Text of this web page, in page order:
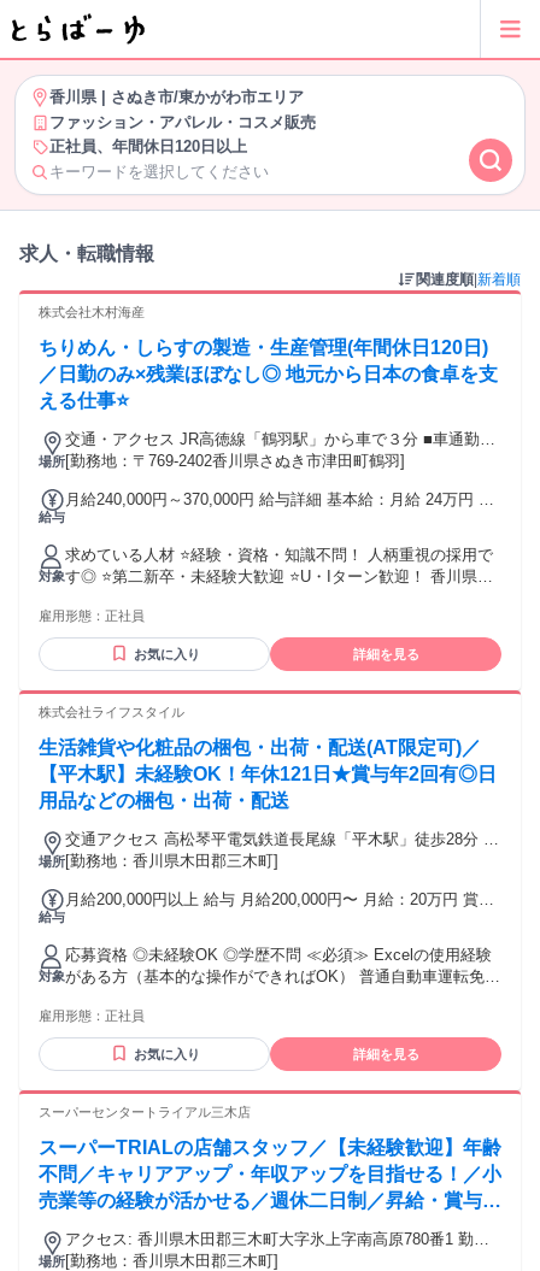
香川県| さぬき市/東かがわ市エリア
ファッション・アパレル・コスメ販売
正社員、年間休日120日以上
キーワードを選択してください
求人・転職情報
関連度順 新着順
株式会社木村海産
ちりめん・しらすの製造・生産管理(年間休日120日)
／日勤のみ×残業ほぼなし◎ 地元から日本の食卓を支
える仕事⭐
場所
交通・アクセス JR高徳線「鶴羽駅」から車で３分 ■車通勤
OK!
[勤務地：〒769-2402香川県さぬき市津田町鶴羽]
給与
月給240,000円～370,000円 給与詳細 基本給：月給 24万円 〜
れる通勤・皆勤・家族手当金額：なし 全員に一律で支払われ
るその他手当金額：なし ・昇給あり（年1回） ・賞与あり
（年2回／前年度実績） ・通勤手当（実費支給／上限あり）
・物価手当支給 ・家族手当 ・住宅手当
対象
求めている人材 ⭐経験・資格・知識不問！ 人柄重視の採用で
す◎ ⭐第二新卒・未経験大歓迎 ⭐U・Iターン歓迎！ 香川県で
￣￣￣￣￣￣￣￣￣￣￣￣￣￣￣￣￣￣ ・地元・香川で腰を
据えて働きたい ・コツコツ進める作業も、 人との連携もどち
らも大事にしたい ・同じ作業だけでなく、 少しずつできるこ
￣￣￣￣￣￣￣￣￣￣￣￣￣ 【20代男性／Uターン（製造
て、日勤で、 長く続けられる仕事がしたい」と思い、 木村海
産に転職しました。 今はしらすの製造ラインを 一人で任せて
もらっていて、 自分の判断で動ける裁量があるのが 大きなや
りがいです。 社長を含め、経営陣との距離も近く、 現場の状
況や困りごとも 直接話しやすい雰囲気です。 お昼休みには一
度家に帰って 筋トレをしてから戻ってくるのが日課で、 仕事
雇用形態： 正社員
お気に入り 詳細を見る
株式会社ライフスタイル
生活雑貨や化粧品の梱包・出荷・配送(AT限定可)／
【平木駅】未経験OK！年休121日★賞与年2回有◎日
用品などの梱包・出荷・配送
場所
交通アクセス 高松琴平電気鉄道長尾線「平木駅」徒歩28分 通
勤方法：車・バイク・自転車OK ※無料の駐車場あり
[勤務地：香川県木田郡三木町]
給与
月給200,000円以上 給与 月給200,000円〜 月給：20万円 賞
◆試用期間なし
対象
応募資格 ◎未経験OK ◎学歴不問 ≪必須≫ Excelの使用経験
がある方（基本的な操作ができればOK） 普通自動車運転免許
ルの方 倉庫での作業経験がある方 ※応募に必須ではありませ
ん
雇用形態： 正社員
お気に入り 詳細を見る
スーパーセンタートライアル三木店
スーパーTRIALの店舗スタッフ／【未経験歓迎】年齢
不問／キャリアアップ・年収アップを目指せる！／小
売業等の経験が活かせる／週休二日制／昇給・賞与あ
り／福利厚生充実
場所
アクセス: 香川県木田郡三木町大字氷上字南高原780番1 勤務
地：配属は所在地の都道府県 ※初任地は最寄りの店舗又は希
[勤務地：香川県木田郡三木町]